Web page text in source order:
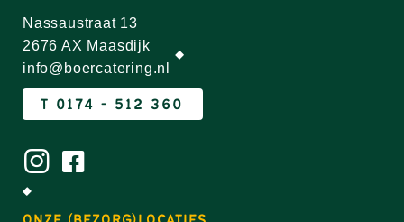
Nassaustraat 13
2676 AX Maasdijk
info@boercatering.nl
T 0174 - 512 360